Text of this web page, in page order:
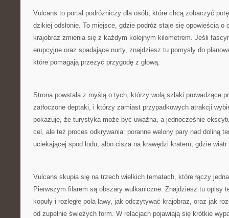
Vulcans to portal podróżniczy dla osób, które chcą zobaczyć
dzikiej odsłonie. To miejsce, gdzie podróż staje się opowieścią o
krajobraz zmienia się z każdym kolejnym kilometrem. Jeśli
erupcyjne oraz spadające nurty, znajdziesz tu pomysły do
które pomagają przeżyć przygodę z głową.
Strona powstała z myślą o tych, którzy wolą szlaki prowadzące
zatłoczone deptaki, i którzy zamiast przypadkowych atrakcji
pokazuje, że turystyka może być uważna, a jednocześnie
cel, ale też proces odkrywania: poranne welony pary nad doliną
uciekającej spod lodu, albo cisza na krawędzi krateru, gdzie
Vulcans skupia się na trzech wielkich tematach, które łączy
Pierwszym filarem są obszary wulkaniczne. Znajdziesz tu opisy
kopuły i rozległe pola lawy, jak odczytywać krajobraz, oraz jak
od zupełnie świeżych form. W relacjach pojawiają się krótkie